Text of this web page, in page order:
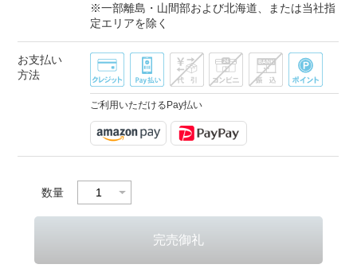
※一部離島・山間部および北海道、または当社指
定エリアを除く
お支払い
方法
ご利用いただけるPay払い
数量